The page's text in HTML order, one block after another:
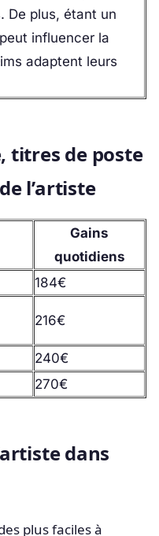
De plus, étant un
influencer la
adaptent leurs
titres de poste
l’artiste
Gains
quotidiens
184€
216€
240€
270€
dans
plus faciles à